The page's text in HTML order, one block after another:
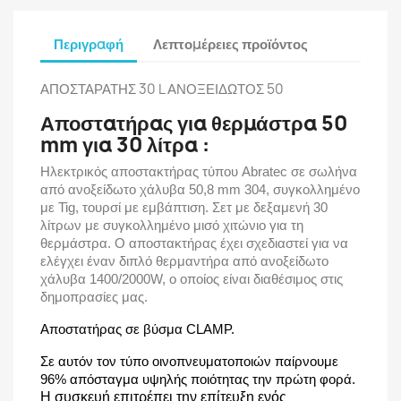
Περιγραφή Λεπτομέρειες προϊόντος
ΑΠΟΣΤΑΡΑΤΗΣ 30 L ΑΝΟΞΕΙΔΩΤΟΣ 50
Αποστατήρας για θερμάστρα 50
mm για 30 λίτρα :
Ηλεκτρικός αποστακτήρας τύπου Abratec σε σωλήνα
από ανοξείδωτο χάλυβα 50,8 mm 304, συγκολλημένο
με Tig, τουρσί με εμβάπτιση. Σετ με δεξαμενή 30
λίτρων με συγκολλημένο μισό χιτώνιο για τη
θερμάστρα. Ο αποστακτήρας έχει σχεδιαστεί για να
ελέγχει έναν διπλό θερμαντήρα από ανοξείδωτο
χάλυβα 1400/2000W, ο οποίος είναι διαθέσιμος στις
δημοπρασίες μας.
Αποστατήρας σε βύσμα CLAMP.
Σε αυτόν τον τύπο οινοπνευματοποιών παίρνουμε
96% απόσταγμα υψηλής ποιότητας την πρώτη φορά.
Η συσκευή επιτρέπει την επίτευξη ενός